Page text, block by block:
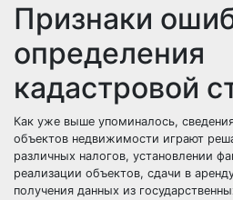
Признаки
определения
кадастровой
Как уже выше упоминалось,
объектов недвижимости играют
различных налогов, установлении
реализации объектов, сдачи в
получения данных из